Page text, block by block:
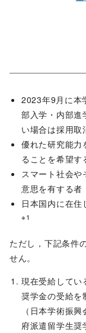
2023年9月に本
部入学・内部進
い場合は採用取
優れた研究能⼒
ることを希望す
スマート社会
意思を有する者
⽇本国内に在
※1
ただし，下記条件
せん。
現在受給してい
奨学⾦の受給を
（⽇本学術振
府派遣留学⽣奨